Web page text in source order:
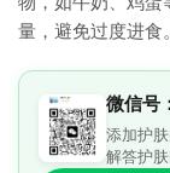
量，避免过度进食。
微信号：
添加护
解答护